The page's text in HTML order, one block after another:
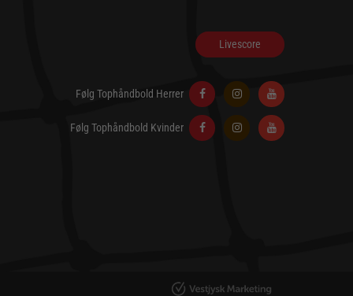
Livescore
Følg Tophåndbold Herrer
Følg Tophåndbold Kvinder